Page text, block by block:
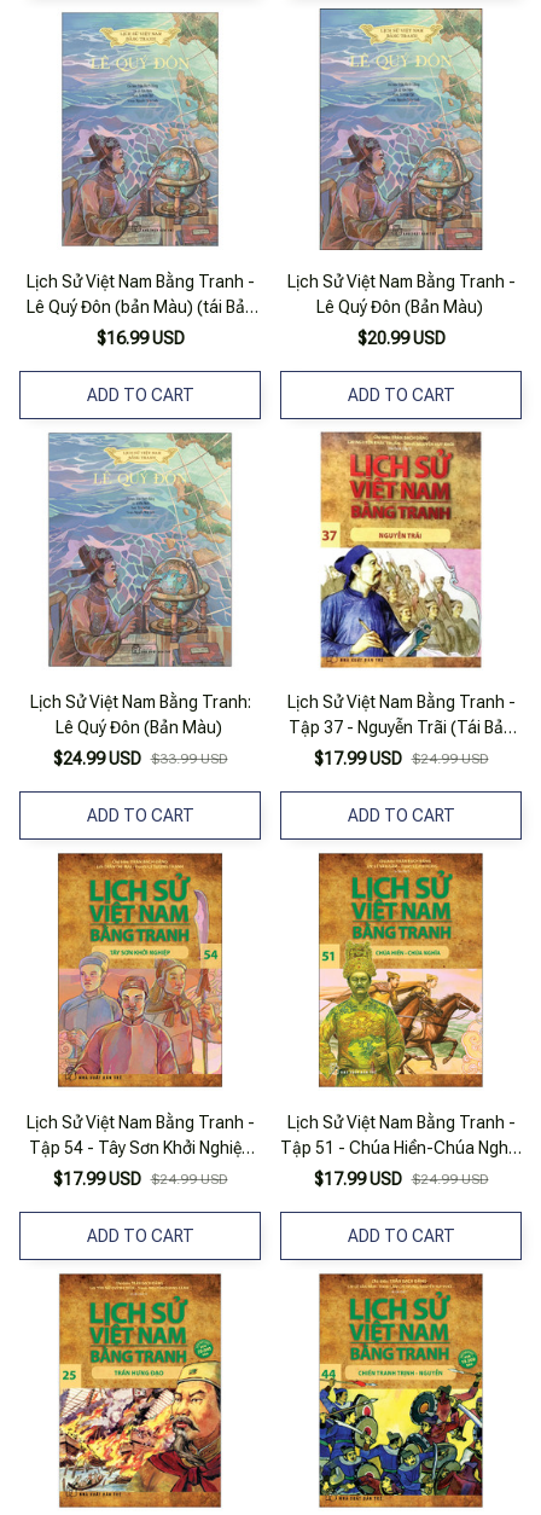
Lịch Sử Việt Nam Bằng Tranh -
Lê Quý Đôn (bản Màu) (tái Bản
2023)
$16.99 USD
ADD TO CART
Lịch Sử Việt Nam Bằng Tranh -
Lê Quý Đôn (Bản Màu)
$20.99 USD
ADD TO CART
Lịch Sử Việt Nam Bằng Tranh:
Lê Quý Đôn (Bản Màu)
$24.99 USD $33.99 USD
ADD TO CART
Lịch Sử Việt Nam Bằng Tranh -
Tập 37 - Nguyễn Trãi (Tái Bản
2023)
$17.99 USD $24.99 USD
ADD TO CART
Lịch Sử Việt Nam Bằng Tranh -
Tập 54 - Tây Sơn Khởi Nghiệp
(Tái Bản 2025)
$17.99 USD $24.99 USD
ADD TO CART
Lịch Sử Việt Nam Bằng Tranh -
Tập 51 - Chúa Hiền-Chúa Nghĩa
(Tái Bản 2025)
$17.99 USD $24.99 USD
ADD TO CART